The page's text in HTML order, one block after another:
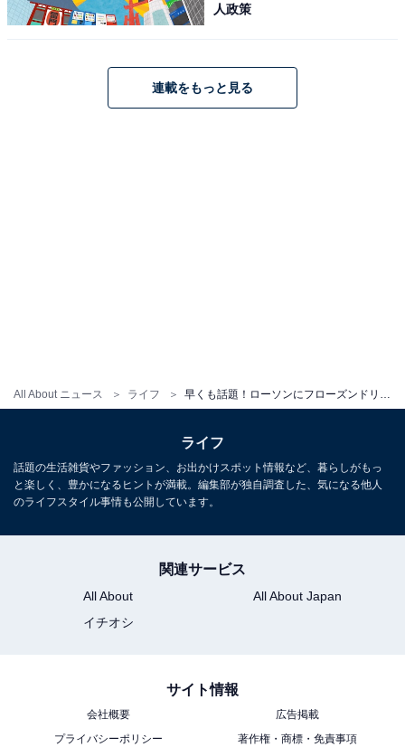
All About ニュース ライフ
スリランカ産セイロン紅茶を使用した「紅茶みぞれ」の
人政策
連載をもっと見る
ライフ
話題の生活雑貨やファッション、お出かけスポット情報など、暮らしがもっ
と楽しく、豊かになるヒントが満載。編集部が独自調査した、気になる他人
のライフスタイル事情も公開しています。
関連サービス
All About
All About Japan
イチオシ
サイト情報
会社概要
広告掲載
プライバシーポリシー
著作権・商標・免責事項